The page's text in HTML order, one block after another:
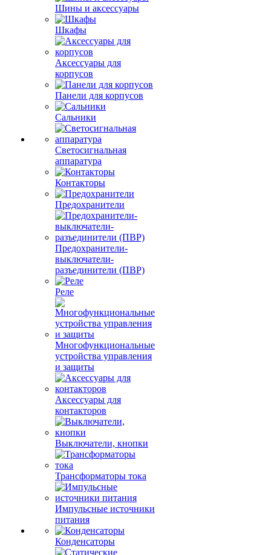
Шины и аксессуары
Шкафы
Аксессуары для
корпусов
Панели для корпусов
Сальники
Светосигнальная
аппаратура
Контакторы
Предохранители
Предохранители-
выключатели-
разъединители (ПВР)
Реле
Многофункциональные
устройства управления
и защиты
Аксессуары для
контакторов
Выключатели, кнопки
Трансформаторы тока
Импульсные источники
питания
Конденсаторы